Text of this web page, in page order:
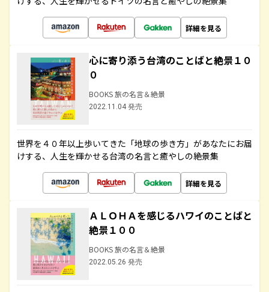
詳細を見る
心に寄り添う台湾のことばと絶景１０
０
BOOKS 旅の名言＆絶景
2022.11.04 発売
世界を４０年以上歩いてきた「地球の歩き方」があなたにお届
けする、人生を輝かせる台湾の名言と癒やしの絶景集
詳細を見る
ＡＬＯＨＡを感じるハワイのことばと
絶景１００
BOOKS 旅の名言＆絶景
2022.05.26 発売